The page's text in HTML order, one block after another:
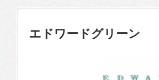
エドワードグリーン